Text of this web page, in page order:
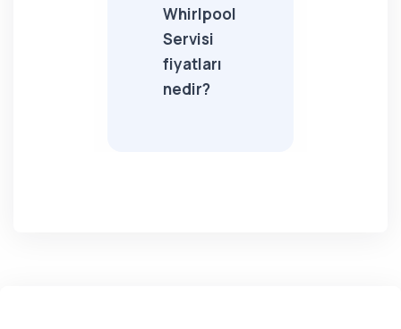
Whirlpool
Servisi
fiyatları
nedir?